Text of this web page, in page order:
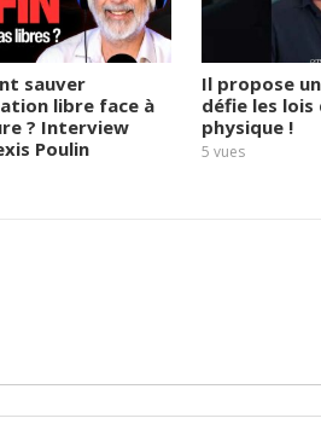
sauver
libre face à
? Interview
Poulin
Il propose
défie les lois
physique !
5 vues